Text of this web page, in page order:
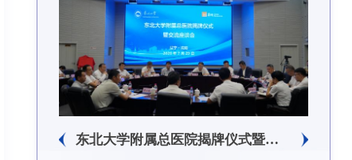
东北大学举办树立和践行正确政绩观学习教育培训班